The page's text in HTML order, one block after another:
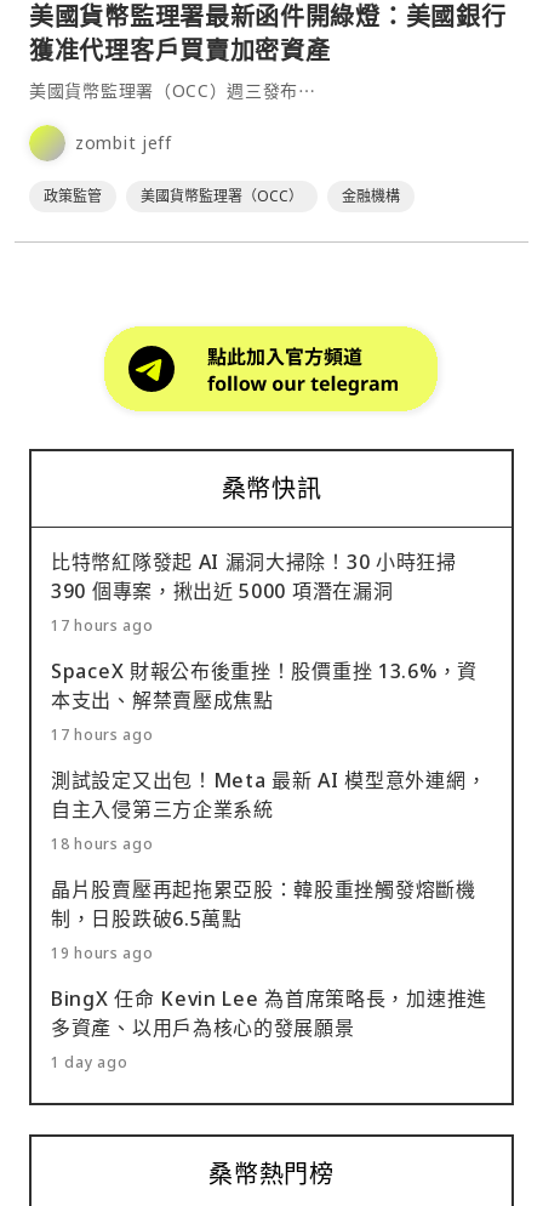
美國貨幣監理署最新函件開綠燈：美國銀行
獲准代理客戶買賣加密資產
美國貨幣監理署（OCC）週三發布⋯
zombit jeff
政策監管 美國貨幣監理署（OCC） 金融機構
桑幣快訊
比特幣紅隊發起 AI 漏洞大掃除！30 小時狂掃
390 個專案，揪出近 5000 項潛在漏洞
17 hours ago
SpaceX 財報公布後重挫！股價重挫 13.6%，資
本支出、解禁賣壓成焦點
17 hours ago
測試設定又出包！Meta 最新 AI 模型意外連網，
自主入侵第三方企業系統
18 hours ago
晶片股賣壓再起拖累亞股：韓股重挫觸發熔斷機
制，日股跌破6.5萬點
19 hours ago
BingX 任命 Kevin Lee 為首席策略長，加速推進
多資產、以用戶為核心的發展願景
1 day ago
桑幣熱門榜